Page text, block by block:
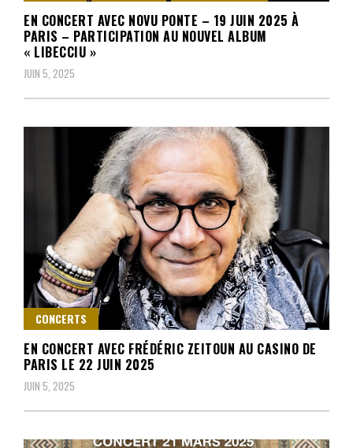
EN CONCERT AVEC NOVU PONTE – 19 JUIN 2025 À
PARIS – PARTICIPATION AU NOUVEL ALBUM
« LIBECCIU »
JUIN 5, 2025
CONCERTS
EN CONCERT AVEC FRÉDÉRIC ZEITOUN AU CASINO DE
PARIS LE 22 JUIN 2025
JUIN 5, 2025